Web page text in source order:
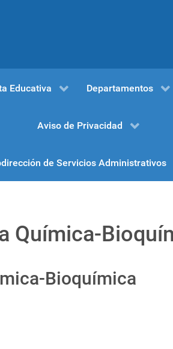
Educativa Departamentos
Aviso de Privacidad
de Servicios Administrativos
Química-
Bioquímica